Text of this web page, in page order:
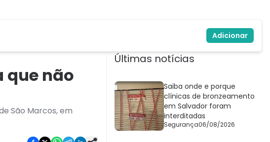
Adicionar
que não
São Marcos, em
Últimas notícias
Saiba onde e porque
clínicas de bronzeamento
em Salvador foram
interditadas
Segurança06/08/2026